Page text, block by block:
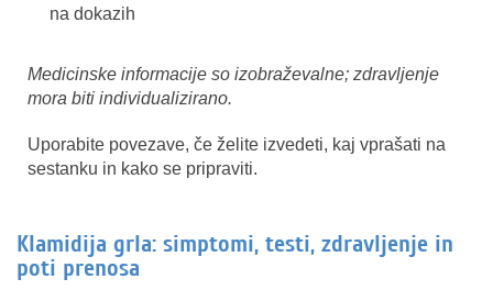
na dokazih
Medicinske informacije so izobraževalne; zdravljenje
mora biti individualizirano.
Uporabite povezave, če želite izvedeti, kaj vprašati na
sestanku in kako se pripraviti.
Klamidija grla: simptomi, testi, zdravljenje in
poti prenosa